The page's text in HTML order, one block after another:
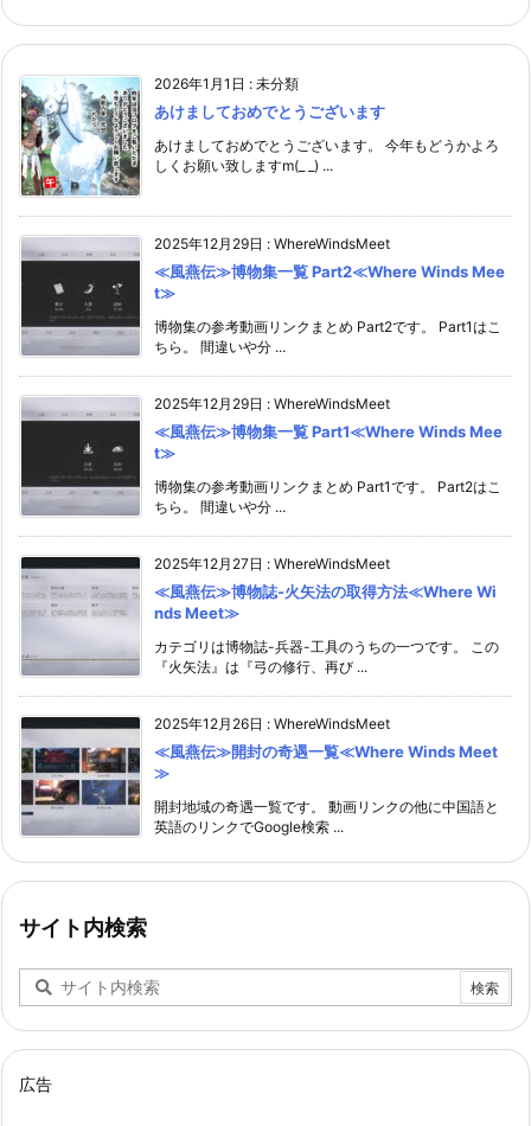
2026年1月1日 : 未分類
あけましておめでとうございます
あけましておめでとうございます。 今年もどうかよろ
しくお願い致しますm(_ _) ...
2025年12月29日 : WhereWindsMeet
≪風燕伝≫博物集一覧 Part2≪Where Winds Mee
t≫
博物集の参考動画リンクまとめ Part2です。 Part1はこ
ちら。 間違いや分 ...
2025年12月29日 : WhereWindsMeet
≪風燕伝≫博物集一覧 Part1≪Where Winds Mee
t≫
博物集の参考動画リンクまとめ Part1です。 Part2はこ
ちら。 間違いや分 ...
2025年12月27日 : WhereWindsMeet
≪風燕伝≫博物誌-火矢法の取得方法≪Where Wi
nds Meet≫
カテゴリは博物誌-兵器-工具のうちの一つです。 この
『火矢法』は『弓の修行、再び ...
2025年12月26日 : WhereWindsMeet
≪風燕伝≫開封の奇遇一覧≪Where Winds Meet
≫
開封地域の奇遇一覧です。 動画リンクの他に中国語と
英語のリンクでGoogle検索 ...
サイト内検索
広告